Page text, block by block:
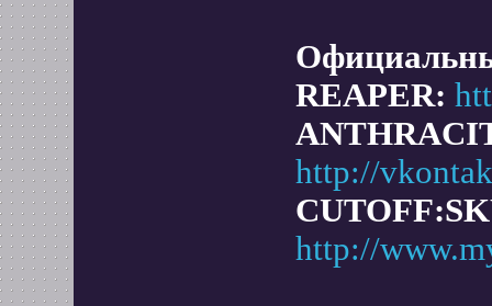
REAPER:
http://
http://